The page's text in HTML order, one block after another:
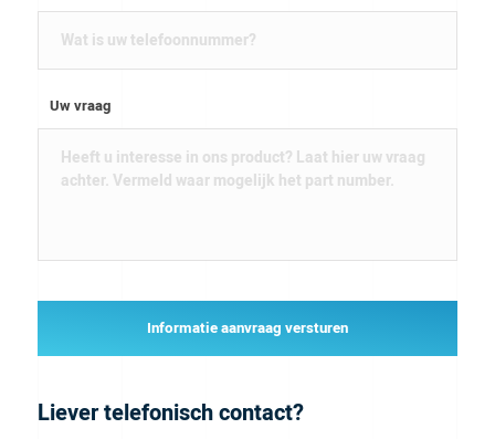
Uw vraag
Informatie aanvraag versturen
Liever telefonisch contact?